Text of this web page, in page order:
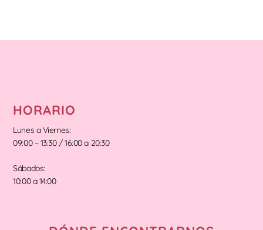
HORARIO
Lunes a Viernes:
09:00 – 13:30 / 16:00 a 20:30
Sábados:
10:00 a 14:00